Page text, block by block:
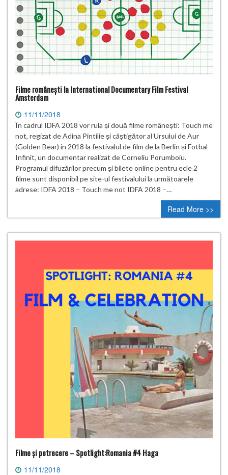
Filme românești la International Documentary Film Festival
Amsterdam
11/11/2018
În cadrul IDFA 2018 vor rula și două filme românești: Touch me
not, regizat de Adina Pintilie și câștigător al Ursului de Aur
(Golden Bear) in 2018 la festivalul de film de la Berlin și Fotbal
Infinit, un documentar realizat de Corneliu Porumboiu.
Programul difuzărilor precum și bilete online pentru ecle 2
filme sunt disponibil pe site-ul festivalului la următoarele
adrese: IDFA 2018 – Touch me not IDFA 2018 –…
Read More >>
Filme și petrecere – Spotlight:Romania #4 Haga
11/11/2018